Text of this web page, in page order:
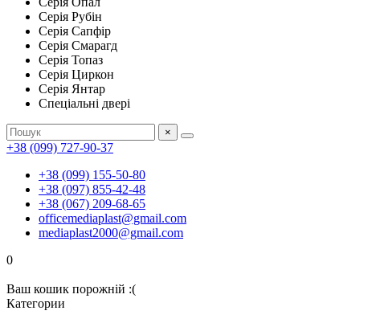
Серія Рубін
Серія Сапфір
Серія Смарагд
Серія Топаз
Серія Циркон
Серія Янтар
Спеціальні двері
×
+38 (099) 727-90-37
+38 (099) 155-50-80
+38 (097) 855-42-48
+38 (067) 209-68-65
officemediaplast@gmail.com
mediaplast2000@gmail.com
0
Ваш кошик порожній :(
Категории